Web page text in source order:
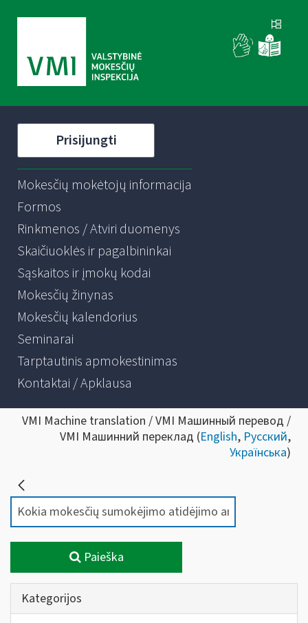
Prisijungti
Mokesčių mokėtojų informacija
Formos
Rinkmenos / Atviri duomenys
Skaičiuoklės ir pagalbininkai
Sąskaitos ir įmokų kodai
Mokesčių žinynas
Mokesčių kalendorius
Seminarai
Tarptautinis apmokestinimas
Kontaktai / Apklausa
VMI Machine translation / VMI Машинный перевод /
VMI Машинний переклад (English, Русский,
Українська)
Paieška
Kategorijos